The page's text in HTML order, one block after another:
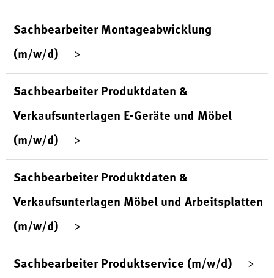
Sachbearbeiter Montageabwicklung
(m/w/d)
Sachbearbeiter Produktdaten &
Verkaufsunterlagen E-Geräte und Möbel
(m/w/d)
Sachbearbeiter Produktdaten &
Verkaufsunterlagen Möbel und Arbeitsplatten
(m/w/d)
Sachbearbeiter Produktservice (m/w/d)